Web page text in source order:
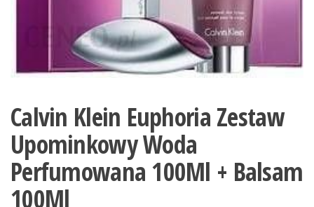
Calvin Klein Euphoria Zestaw
Upominkowy Woda
Perfumowana 100Ml + Balsam
100Ml